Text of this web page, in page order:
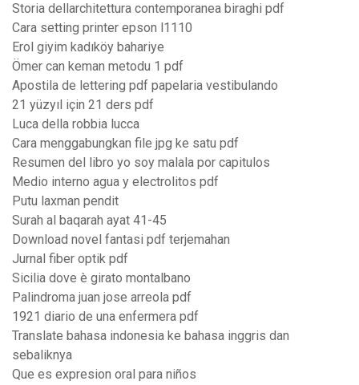
Storia dellarchitettura contemporanea biraghi pdf
Cara setting printer epson l1110
Erol giyim kadıköy bahariye
Ömer can keman metodu 1 pdf
Apostila de lettering pdf papelaria vestibulando
21 yüzyıl için 21 ders pdf
Luca della robbia lucca
Cara menggabungkan file jpg ke satu pdf
Resumen del libro yo soy malala por capitulos
Medio interno agua y electrolitos pdf
Putu laxman pendit
Surah al baqarah ayat 41-45
Download novel fantasi pdf terjemahan
Jurnal fiber optik pdf
Sicilia dove è girato montalbano
Palindroma juan jose arreola pdf
1921 diario de una enfermera pdf
Translate bahasa indonesia ke bahasa inggris dan
sebaliknya
Que es expresion oral para niños